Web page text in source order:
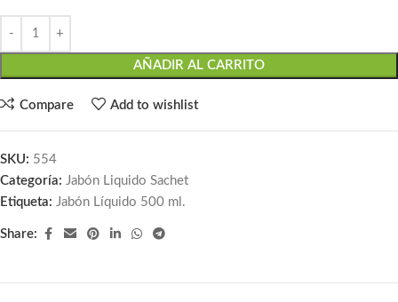
AÑADIR AL CARRITO
Compare Add to wishlist
SKU: 554
Categoría: Jabón Liquido Sachet
Etiqueta: Jabón Líquido 500 ml.
Share: